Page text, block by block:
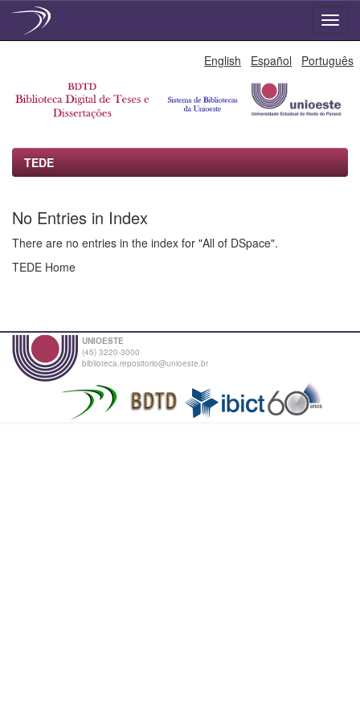
English Español Português
TEDE
No Entries in Index
There are no entries in the index for "All of DSpace".
TEDE Home
UNIOESTE
(45) 3220-3000
biblioteca.repositorio@unioeste.br